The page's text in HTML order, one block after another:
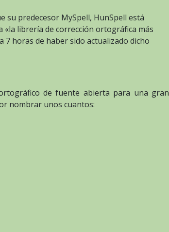
su predecesor MySpell, HunSpell está
librería de corrección ortográfica más
horas de haber sido actualizado dicho
de fuente abierta para una gran
nombrar unos cuantos: